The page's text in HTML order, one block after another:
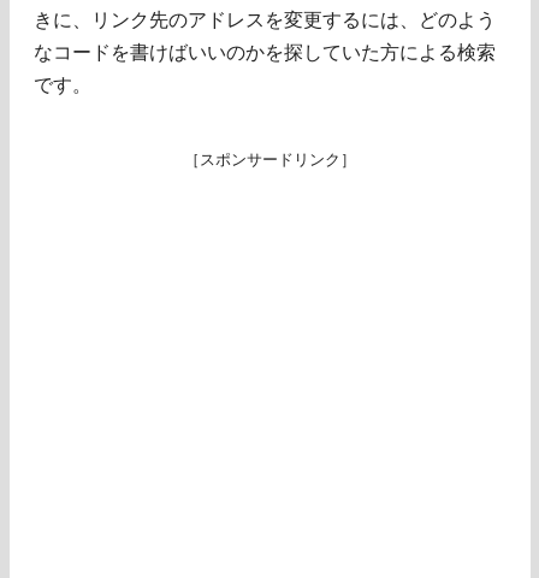
きに、リンク先のアドレスを変更するには、どのよう
なコードを書けばいいのかを探していた方による検索
です。
［スポンサードリンク］